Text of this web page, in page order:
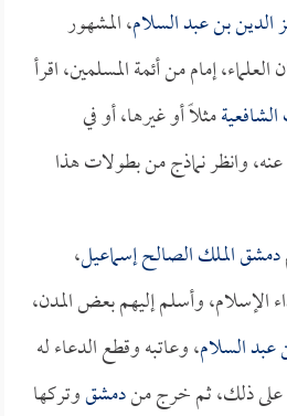
الدين بن عبد السلام، المشهور
إمام من أئمة المسلمين، اقرأ
مثلاً أو غيرها، أو في
عنه، وانظر نماذج من بطولات هذا
دمشقالملك الصالح إسماعيل،
الإسلام، وأسلم إليهم بعض المدن،
عبد السلام، وعاتبه وقطع الدعاء له
على ذلك، ثم خرج مندمشقوتركها